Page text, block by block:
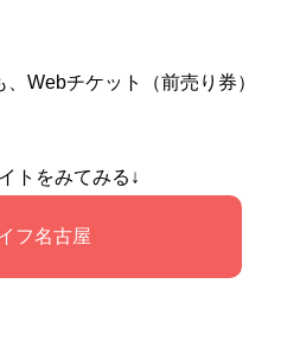
Webチケット（前売り券）
トをみてみる↓
フ名古屋